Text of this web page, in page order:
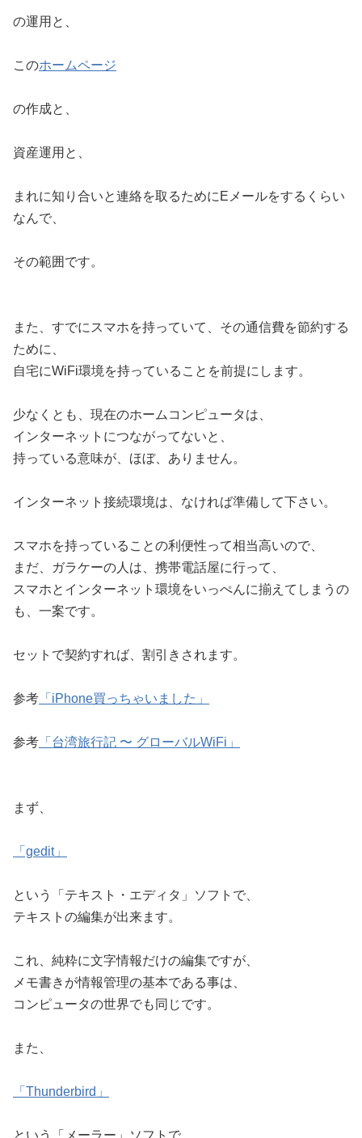
の運用と、
このホームページ
の作成と、
資産運用と、
まれに知り合いと連絡を取るためにEメールをするくらい
なんで、
その範囲です。
また、すでにスマホを持っていて、その通信費を節約する
ために、
自宅にWiFi環境を持っていることを前提にします。
少なくとも、現在のホームコンピュータは、
インターネットにつながってないと、
持っている意味が、ほぼ、ありません。
インターネット接続環境は、なければ準備して下さい。
スマホを持っていることの利便性って相当高いので、
まだ、ガラケーの人は、携帯電話屋に行って、
スマホとインターネット環境をいっぺんに揃えてしまうの
も、一案です。
セットで契約すれば、割引きされます。
参考 「iPhone買っちゃいました」
参考 「台湾旅行記 〜 グローバルWiFi」
まず、
「gedit」
という「テキスト・エディタ」ソフトで、
テキストの編集が出来ます。
これ、純粋に文字情報だけの編集ですが、
メモ書きが情報管理の基本である事は、
コンピュータの世界でも同じです。
また、
「Thunderbird」
という「メーラー」ソフトで、